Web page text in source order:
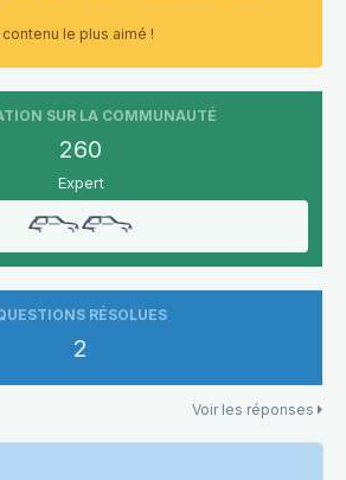
le plus aimé !
SUR LA COMMUNAUTÉ
260
Expert
RÉSOLUES
2
Voir les réponses